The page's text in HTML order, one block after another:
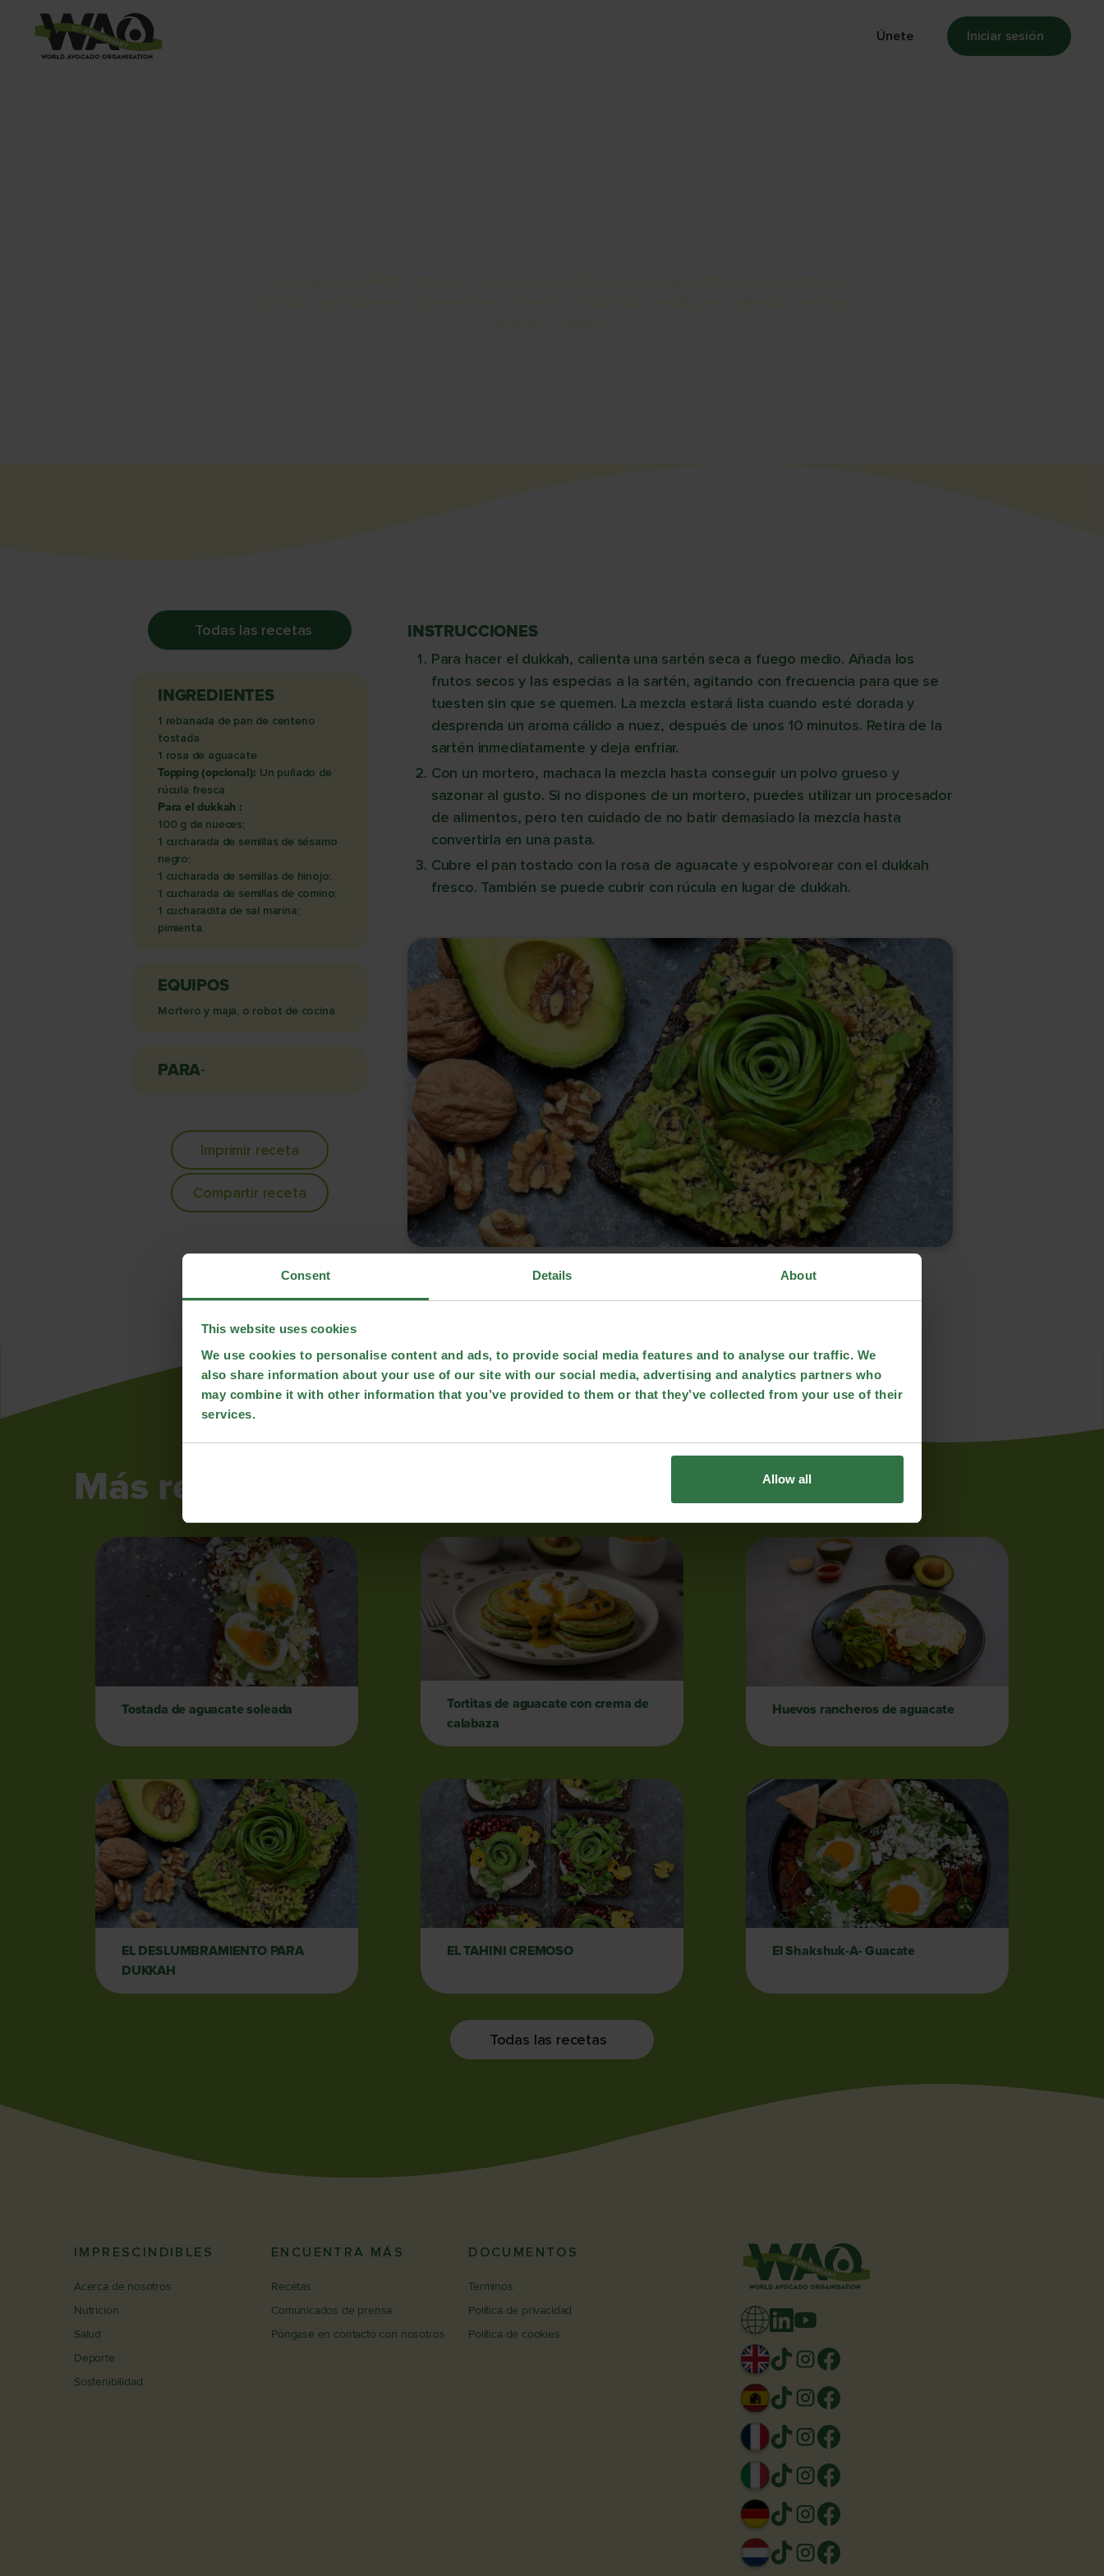
Consent Details About
This website uses cookies
We use cookies to personalise content and ads, to provide social media features and to analyse our traffic. We
also share information about your use of our site with our social media, advertising and analytics partners who
may combine it with other information that you’ve provided to them or that they’ve collected from your use of their
services.
Allow all
Únete Iniciar sesión
Todas las recetas
INGREDIENTES
1 rebanada de pan de centeno
tostada
1 rosa de aguacate
Topping (opcional): Un puñado de
rúcula fresca
Para el dukkah :
100 g de nueces;
1 cucharada de semillas de sésamo
negro;
1 cucharada de semillas de hinojo;
1 cucharada de semillas de comino;
1 cucharadita de sal marina;
pimienta.
EQUIPOS
Mortero y maja, o robot de cocina
PARA-
Imprimir receta
Compartir receta
INSTRUCCIONES
Para hacer el dukkah, calienta una sartén seca a fuego medio. Añada los
frutos secos y las especias a la sartén, agitando con frecuencia para que se
tuesten sin que se quemen. La mezcla estará lista cuando esté dorada y
desprenda un aroma cálido a nuez, después de unos 10 minutos. Retira de la
sartén inmediatamente y deja enfriar.
Con un mortero, machaca la mezcla hasta conseguir un polvo grueso y
sazonar al gusto. Si no dispones de un mortero, puedes utilizar un procesador
de alimentos, pero ten cuidado de no batir demasiado la mezcla hasta
convertirla en una pasta.
Cubre el pan tostado con la rosa de aguacate y espolvorear con el dukkah
fresco. También se puede cubrir con rúcula en lugar de dukkah.
Más recetas...
Tostada de aguacate soleada
Tortitas de aguacate con crema de
calabaza
Huevos rancheros de aguacate
EL DESLUMBRAMIENTO PARA
DUKKAH
EL TAHINI CREMOSO El Shakshuk-A- Guacate
Todas las recetas
IMPRESCINDIBLES
Acerca de nosotros
Nutrición
Salud
Deporte
Sostenibilidad
ENCUENTRA MÁS
Recetas
Comunicados de prensa
Póngase en contacto con nosotros
DOCUMENTOS
Términos
Política de privacidad
Política de cookies